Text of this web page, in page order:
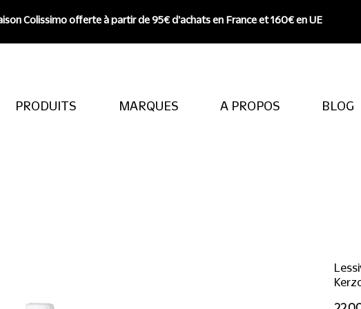
Colissimo offerte à partir de 95€ d'achats en France et 160€ en UE
PRODUITS MARQUES A PROPOS BLOG